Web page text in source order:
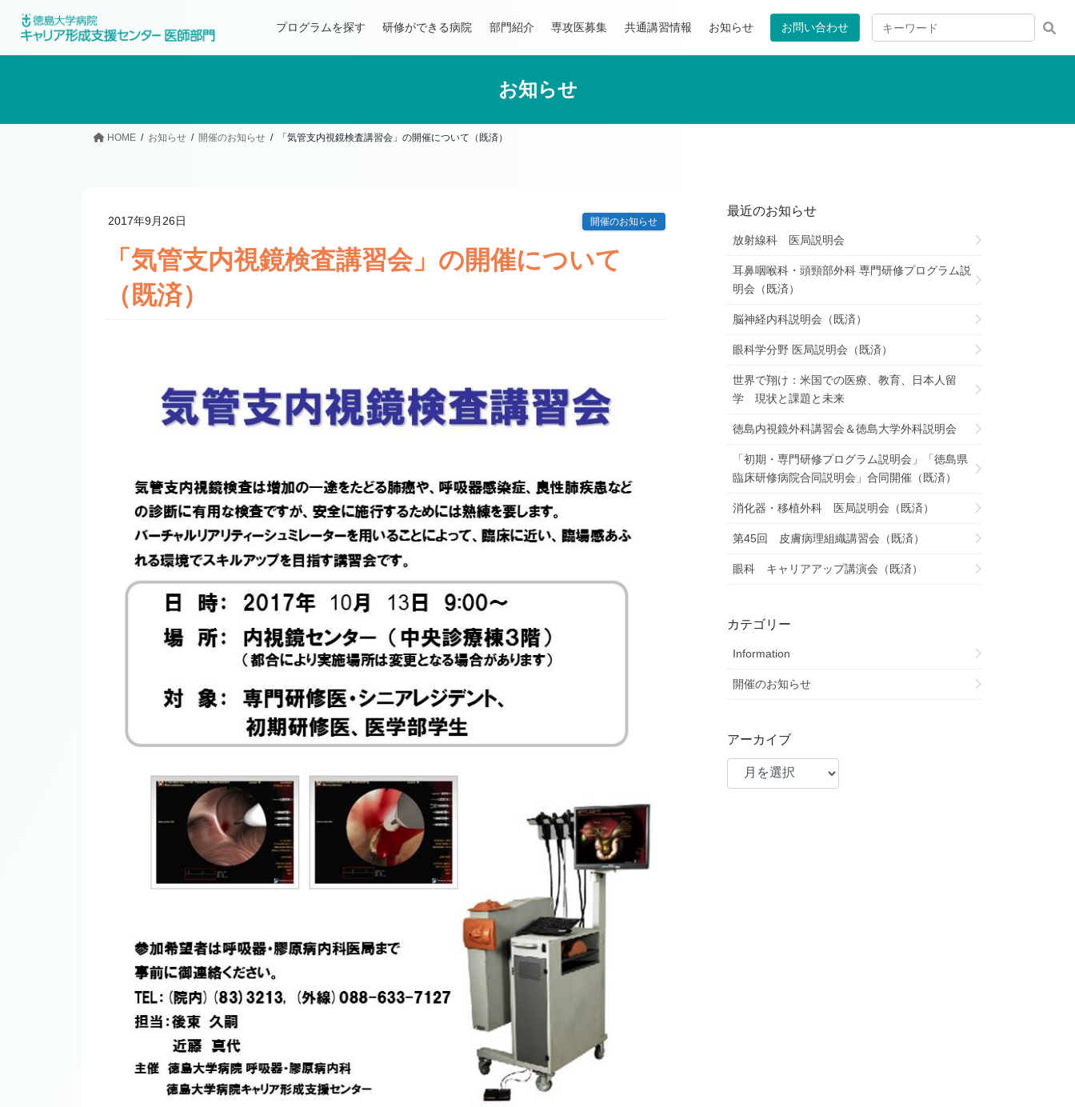
プログラムを探す 研修ができる病院 部門紹介 専攻医募集 共通講習情報 お知らせ お問い合わせ
お知らせ
HOME お知らせ 開催のお知らせ 「気管支内視鏡検査講習会」の開催について（既済）
2017年9月26日 開催のお知らせ
「気管支内視鏡検査講習会」の開催について
（既済）
最近のお知らせ
放射線科 医局説明会
耳鼻咽喉科・頭頸部外科 専門研修プログラム説
明会（既済）
脳神経内科説明会（既済）
眼科学分野 医局説明会（既済）
世界で翔け：米国での医療、教育、日本人留
学 現状と課題と未来
徳島内視鏡外科講習会＆徳島大学外科説明会
「初期・専門研修プログラム説明会」「徳島県
臨床研修病院合同説明会」合同開催（既済）
消化器・移植外科 医局説明会（既済）
第45回 皮膚病理組織講習会（既済）
眼科 キャリアアップ講演会（既済）
カテゴリー
Information
開催のお知らせ
アーカイブ